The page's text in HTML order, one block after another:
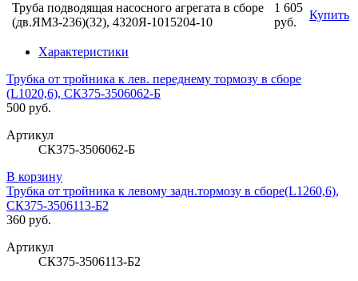
Труба подводящая насосного агрегата в сборе
(дв.ЯМЗ-236)(32), 4320Я-1015204-10
1 605
руб.
Купить
Характеристики
Трубка от тройника к лев. переднему тормозу в сборе
(L1020,6), СК375-3506062-Б
500 руб.
Артикул
СК375-3506062-Б
В корзину
Трубка от тройника к левому задн.тормозу в сборе(L1260,6),
СК375-3506113-Б2
360 руб.
Артикул
СК375-3506113-Б2